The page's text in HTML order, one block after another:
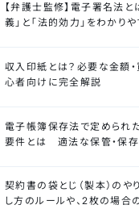
【弁護士監修】電子署名法と
義」と「法的効力」をわかり
収入印紙とは？必要な金額
心者向けに完全解説
電子帳簿保存法で定められ
要件とは 適法な保管・保
契約書の袋とじ（製本）のや
し方のルールや、2枚の場合